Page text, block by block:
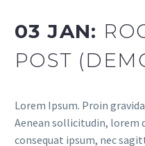
03 JAN:
POST
Lorem Ipsum. Proin
Aenean sollicitudin, lorem
consequat ipsum, nec